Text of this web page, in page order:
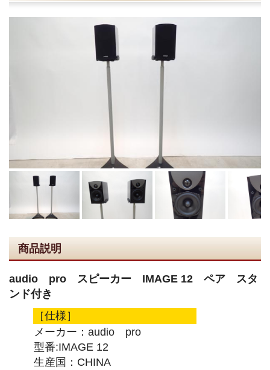
商品説明
audio pro スピーカー IMAGE 12 ペア スタ
ンド付き
［仕様］
メーカー：audio pro
型番:IMAGE 12
生産国：CHINA